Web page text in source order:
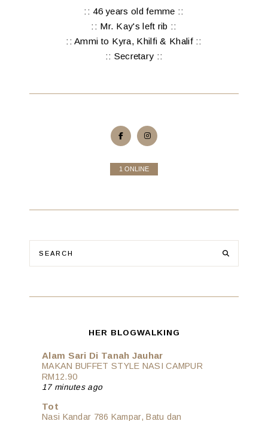
:: 46 years old femme ::
:: Mr. Kay's left rib ::
:: Ammi to Kyra, Khilfi & Khalif ::
:: Secretary ::
1 ONLINE
HER BLOGWALKING
Alam Sari Di Tanah Jauhar
MAKAN BUFFET STYLE NASI CAMPUR
RM12.90
17 minutes ago
Tot
Nasi Kandar 786 Kampar, Batu dan